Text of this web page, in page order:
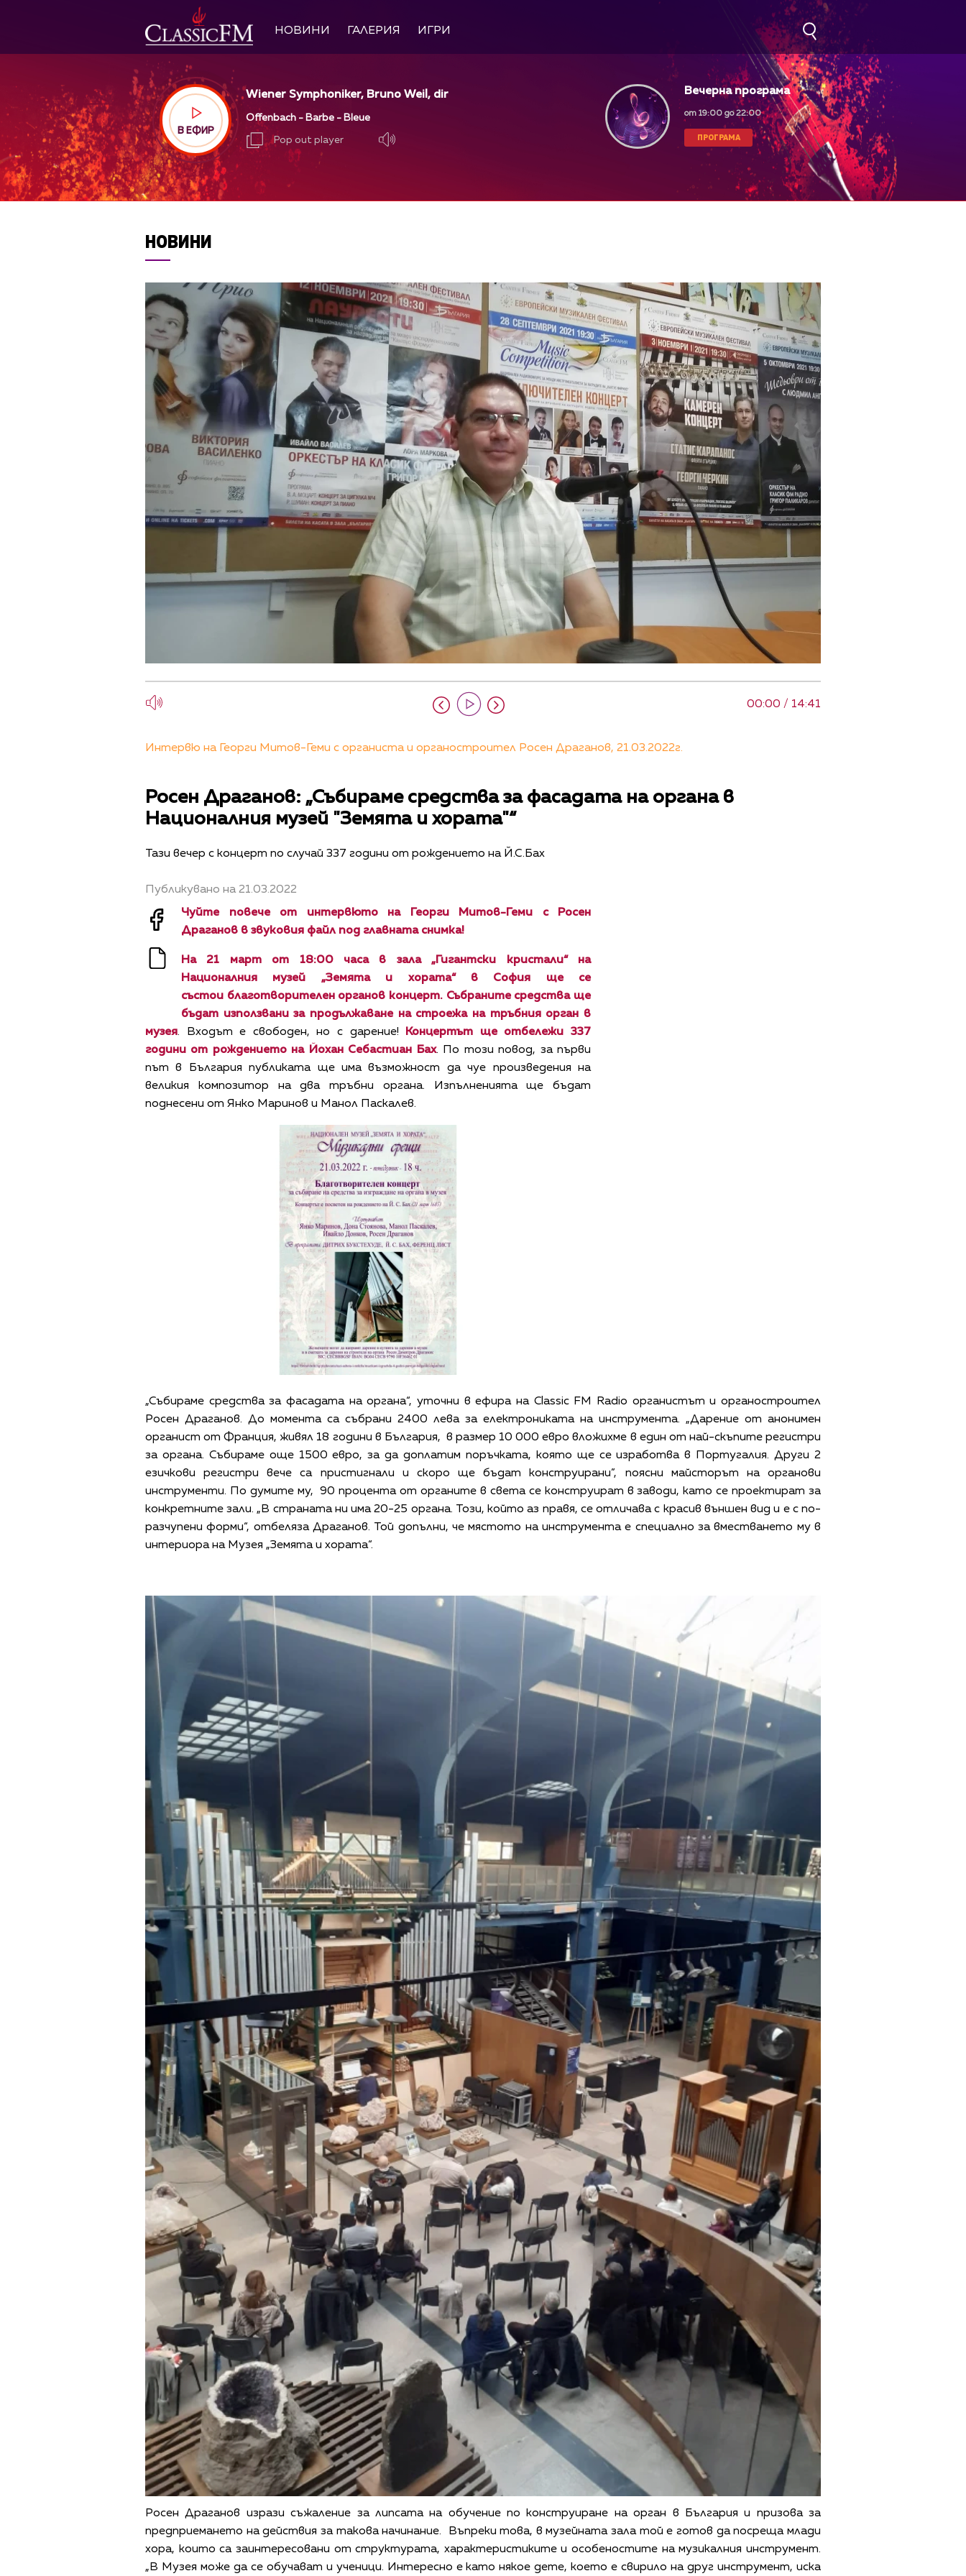
НОВИНИ ГАЛЕРИЯ ИГРИ
В ЕФИР
Wiener Symphoniker, Bruno Weil, dir
Offenbach - Barbe - Bleue
Pop out player
Вечерна програма
от 19:00 до 22:00
ПРОГРАМА
НОВИНИ
00:00 / 14:41
Интервю на Георги Митов-Геми с органиста и органостроител Росен Драганов, 21.03.2022г.
Росен Драганов: „Събираме средства за фасадата на органа в
Националния музей "Земята и хората"“
Тази вечер с концерт по случай 337 години от рождението на Й.С.Бах
Публикувано на 21.03.2022
Чуйте повече от интервюто на Георги Митов-Геми с Росен
Драганов в звуковия файл под главната снимка!
На 21 март от 18:00 часа в зала „Гигантски кристали“ на
Националния музей „Земята и хората“ в София ще се
състои благотворителен органов концерт. Събраните средства ще
бъдат използвани за продължаване на строежа на тръбния орган в
музея. Входът е свободен, но с дарение!
Концертът ще отбележи 337
години от рождението на Йохан Себастиан Бах. По този повод, за първи
път в България публиката ще има възможност да чуе произведения на
великия композитор на два тръбни органа. Изпълненията ще бъдат
поднесени от Янко Маринов и Манол Паскалев.
„Събираме средства за фасадата на органа“, уточни в ефира на Classic FM Radio органистът и органостроител
Росен Драганов. До момента са събрани 2400 лева за електрониката на инструмента. „Дарение от анонимен
органист от Франция, живял 18 години в България, в размер 10 000 евро вложихме в един от най-скъпите регистри
за органа. Събираме още 1500 евро, за да доплатим поръчката, която ще се изработва в Португалия. Други 2
езичкови регистри вече са пристигнали и скоро ще бъдат конструирани”, поясни майсторът на органови
инструменти. По думите му, 90 процента от органите в света се конструират в заводи, като се проектират за
конкретните зали. „В страната ни има 20-25 органа. Този, който аз правя, се отличава с красив външен вид и е с по-
разчупени форми“, отбеляза Драганов. Той допълни, че мястото на инструмента е специално за вместването му в
интериора на Музея „Земята и хората“.
Росен Драганов изрази съжаление за липсата на обучение по конструиране на орган в България и призова за
предприемането на действия за такова начинание. Въпреки това, в музейната зала той е готов да посреща млади
хора, които са заинтересовани от структурата, характеристиките и особеностите на музикалния инструмент.
„В Музея може да се обучават и ученици. Интересно е като някое дете, което е свирило на друг инструмент, иска